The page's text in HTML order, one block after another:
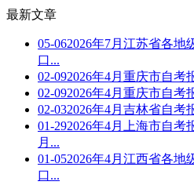
最新文章
05-062026年7月江苏省各地
口...
02-092026年4月重庆市自考
02-092026年4月重庆市自考
02-032026年4月吉林省自考
01-292026年4月上海市自考
月...
01-052026年4月江西省各地
口...